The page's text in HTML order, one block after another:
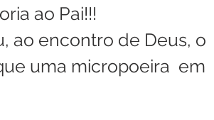
ao Pai!!!
ao encontro de Deus, o
uma micropoeira  em